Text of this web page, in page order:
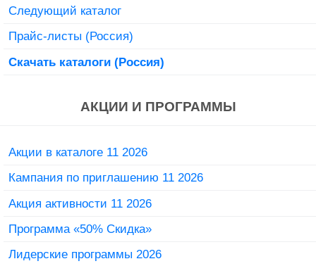
Следующий каталог
Прайс-листы (Россия)
Скачать каталоги (Россия)
АКЦИИ И ПРОГРАММЫ
Акции в каталоге 11 2026
Кампания по приглашению 11 2026
Акция активности 11 2026
Программа «50% Скидка»
Лидерские программы 2026